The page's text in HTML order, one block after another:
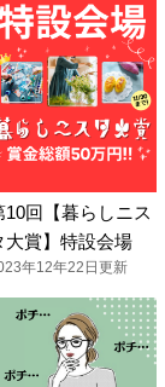
10回【暮らしニス
大賞】特設会場
年12年22日更新